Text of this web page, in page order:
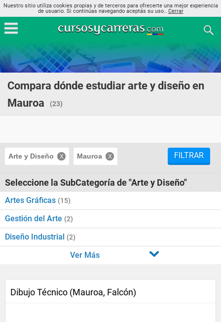
Nuestro sitio utiliza cookies propias y de terceros para ofrecerte una mejor experiencia
de usuario. Si continúas navegando aceptás su uso.. Cerrar
Compara dónde estudiar arte y diseño en
Mauroa
(23)
Arte y Diseño Mauroa FILTRAR
Seleccione la SubCategoría de "Arte y Diseño"
Artes Gráficas (15)
Gestión del Arte (2)
Diseño Industrial (2)
Ver Más
Dibujo Técnico (Mauroa, Falcón)